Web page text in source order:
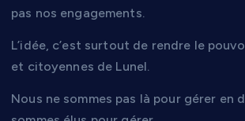
pas nos engagements.
L’idée, c’est surtout de rendre le
et citoyennes de Lunel.
Nous ne sommes pas là pour gérer en